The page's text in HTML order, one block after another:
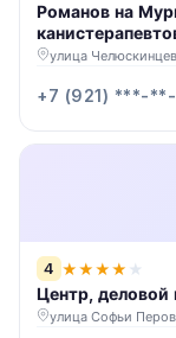
Романов на
улица
+7 (921) ***-
4 ★★★★ ★
Центр, деловой
улица Софьи